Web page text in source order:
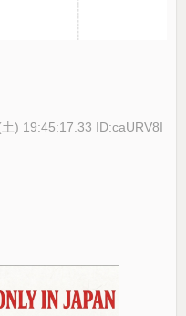
) 19:45:17.33 ID:caURV8I